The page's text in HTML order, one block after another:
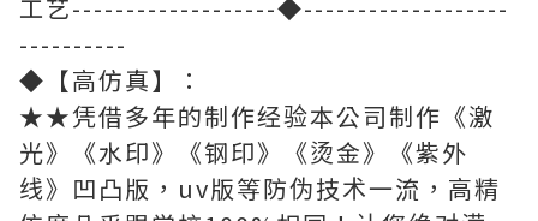
工艺-------------------◆-------------------
----------
◆【高仿真】：
★★凭借多年的制作经验本公司制作《激
光》《水印》《钢印》《烫金》《紫外
线》凹凸版，uv版等防伪技术一流，高精